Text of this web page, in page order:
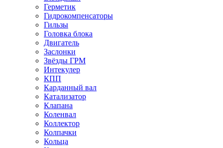
Герметик
Гидрокомпенсаторы
Гильзы
Головка блока
Двигатель
Заслонки
Звёзды ГРМ
Интекулер
КПП
Карданный вал
Катализатор
Клапана
Коленвал
Коллектор
Колпачки
Кольца